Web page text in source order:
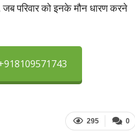
जब परिवार को इनके मौन धारण करने
0
295